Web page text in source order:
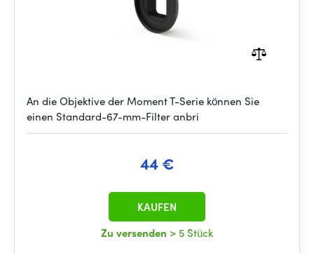
An die Objektive der Moment T-Serie können Sie
einen Standard-67-mm-Filter anbri
44 €
Zu versenden > 5 Stück
KAUFEN